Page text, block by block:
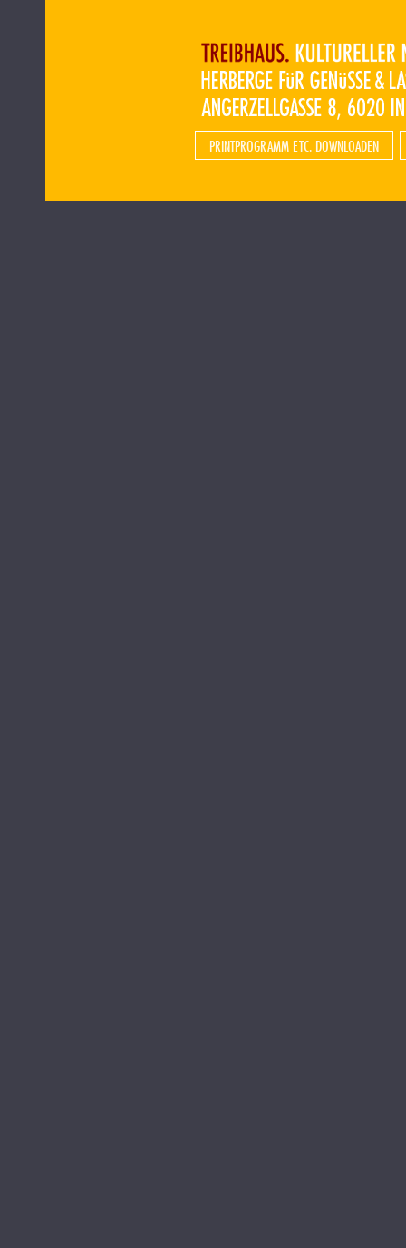
PRINTPROGRAMM ETC. DOWNLOADEN